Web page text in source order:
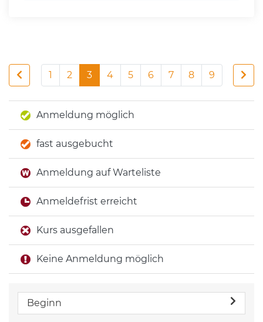
1 2 3 4 5 6 7 8 9
Anmeldung möglich
fast ausgebucht
Anmeldung auf Warteliste
Anmeldefrist erreicht
Kurs ausgefallen
Keine Anmeldung möglich
Beginn